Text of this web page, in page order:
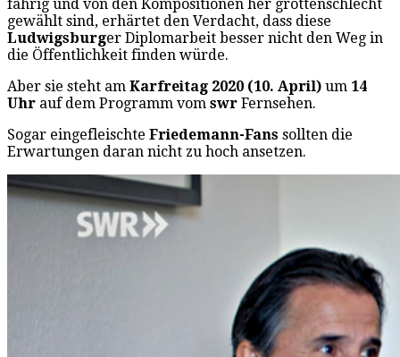
fahrig und von den Kompositionen her grottenschlecht
gewählt sind, erhärtet den Verdacht, dass diese
Ludwigsburger Diplomarbeit besser nicht den Weg in
die Öffentlichkeit finden würde.
Aber sie steht am Karfreitag 2020 (10. April) um 14
Uhr auf dem Programm vom swr Fernsehen.
Sogar eingefleischte Friedemann-Fans sollten die
Erwartungen daran nicht zu hoch ansetzen.